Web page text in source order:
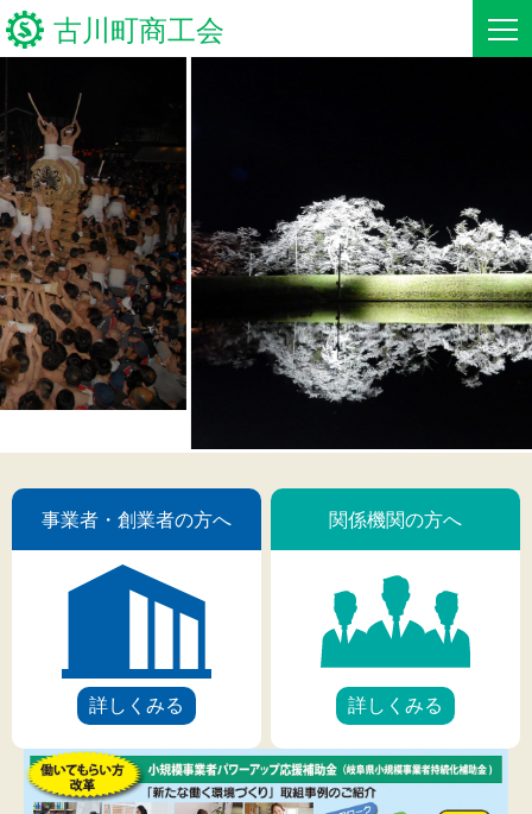
古川町商工会
事業者・創業者の方へ
関係機関の方へ
古川町商工会について
背景色
黒 白 黄
事業者・創業者の方へ
詳しくみる
関係機関の方へ
詳しくみる
商工会の経営支援
入会のご案内
商工会の支援メニュー
商工会の共済制度
最新の支援情報
商工会組織のご紹介
商工会の支援実績
商工会ビジョン